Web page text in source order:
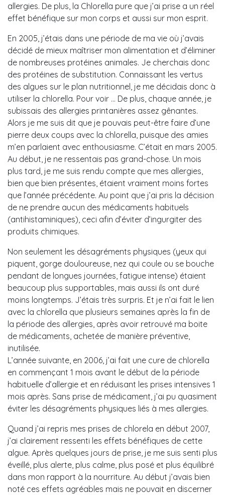
allergies. De plus, la Chlorella pure que j’ai prise a un réel
effet bénéfique sur mon corps et aussi sur mon esprit.
En 2005, j’étais dans une période de ma vie où j’avais
décidé de mieux maîtriser mon alimentation et d’éliminer
de nombreuses protéines animales. Je cherchais donc
des protéines de substitution. Connaissant les vertus
des algues sur le plan nutritionnel, je me décidais donc à
utiliser la chlorella. Pour voir … De plus, chaque année, je
subissais des allergies printanières assez gênantes.
Alors je me suis dit que je pouvais peut-être faire d’une
pierre deux coups avec la chlorella, puisque des amies
m’en parlaient avec enthousiasme. C’était en mars 2005.
Au début, je ne ressentais pas grand-chose. Un mois
plus tard, je me suis rendu compte que mes allergies,
bien que bien présentes, étaient vraiment moins fortes
que l’année précédente. Au point que j’ai pris la décision
de ne prendre aucun des médicaments habituels
(antihistaminiques), ceci afin d’éviter d’ingurgiter des
produits chimiques.
Non seulement les désagréments physiques (yeux qui
piquent, gorge douloureuse, nez qui coule ou se bouche
pendant de longues journées, fatigue intense) étaient
beaucoup plus supportables, mais aussi ils ont duré
moins longtemps. J’étais très surpris. Et je n’ai fait le lien
avec la chlorella que plusieurs semaines après la fin de
la période des allergies, après avoir retrouvé ma boite
de médicaments, achetée de manière préventive,
inutilisée.
L’année suivante, en 2006, j’ai fait une cure de chlorella
en commençant 1 mois avant le début de la période
habituelle d’allergie et en réduisant les prises intensives 1
mois après. Sans prise de médicament, j’ai pu quasiment
éviter les désagréments physiques liés à mes allergies.
Quand j’ai repris mes prises de chlorela en début 2007,
j’ai clairement ressenti les effets bénéfiques de cette
algue. Après quelques jours de prise, je me suis senti plus
éveillé, plus alerte, plus calme, plus posé et plus équilibré
dans mon rapport à la nourriture. Au début j’avais bien
noté ces effets agréables mais ne pouvait en discerner